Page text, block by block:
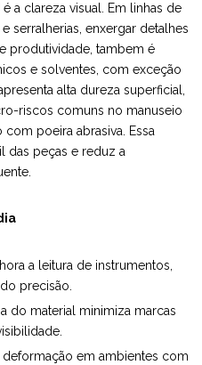
a clareza visual. Em linhas de
serralherias, enxergar detalhes
produtividade, tambem é
e solventes, com exceção
alta dureza superficial,
riscos comuns no manuseio
poeira abrasiva. Essa
das peças e reduz a
a leitura de instrumentos,
precisão.
do material minimiza marcas
em ambientes com